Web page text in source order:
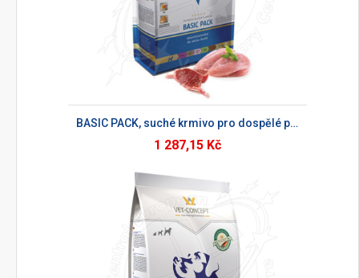
BASIC PACK, suché krmivo pro dospělé psy
1 287,15 Kč